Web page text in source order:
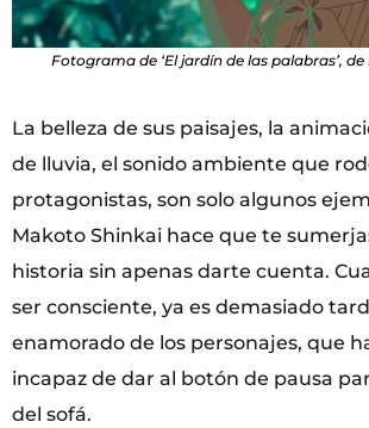
Fotograma de ‘El jardín de las palabras’,
La belleza de sus paisajes, la
de lluvia, el sonido ambiente que
protagonistas, son solo algunos
Makoto Shinkai hace que te
historia sin apenas darte cuenta.
ser consciente, ya es demasiado
enamorado de los personajes, que
incapaz de dar al botón de pausa
del sofá.